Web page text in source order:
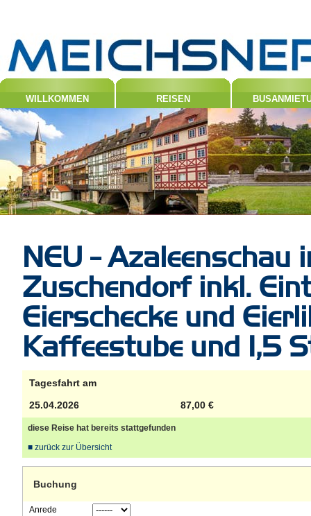
WILLKOMMEN REISEN
NEU - Azaleenschau
Zuschendorf inkl.
Eierschecke und
Kaffeestube und 1,5
Tagesfahrt am
25.04.2026
87,00 €
diese Reise hat bereits stattgefunden
■ zurück zur Übersicht
Buchung
Anrede